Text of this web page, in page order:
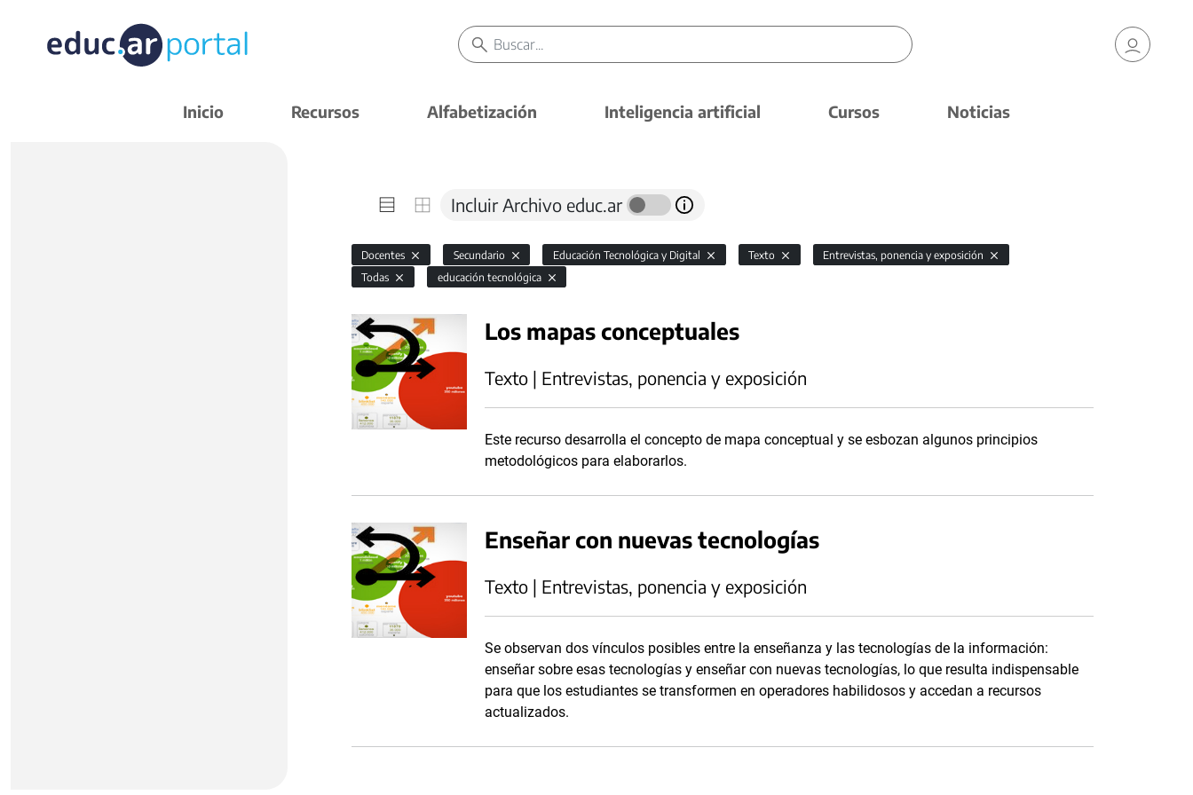
Inicio Recursos Alfabetización Inteligencia artificial Cursos Noticias
Incluir Archivo educ.ar
Docentes Secundario Educación Tecnológica y Digital Texto
Entrevistas, ponencia y exposición
Todas
educación tecnológica
Los mapas conceptuales
Texto | Entrevistas, ponencia y exposición
Este recurso desarrolla el concepto de mapa conceptual y se esbozan algunos principios
metodológicos para elaborarlos.
Enseñar con nuevas tecnologías
Texto | Entrevistas, ponencia y exposición
Se observan dos vínculos posibles entre la enseñanza y las tecnologías de la información:
enseñar sobre esas tecnologías y enseñar con nuevas tecnologías, lo que resulta indispensable
para que los estudiantes se transformen en operadores habilidosos y accedan a recursos
actualizados.